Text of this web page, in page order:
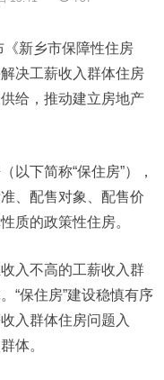
新乡市保障性住房
决工薪收入群体住房
给，推动建立房地产
以下简称“保住房”），
、配售对象、配售价
质的政策性住房。
入不高的工薪收入群
“保住房”建设稳慎有序
入群体住房问题入
体。